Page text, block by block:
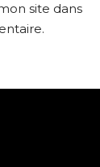
site dans